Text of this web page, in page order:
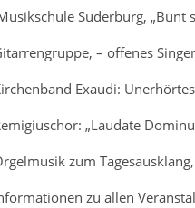
Suderburg, „Bunt
– offenes
Exaudi:
„Laudate
zum
zu allen